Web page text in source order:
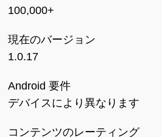
100,000+
現在のバージョン
1.0.17
Android 要件
デバイスにより異なります
コンテンツのレーティング